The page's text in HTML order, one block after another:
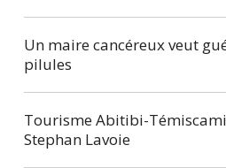
Un maire cancéreux veut
pilules
Tourisme Abitibi-
Stephan Lavoie